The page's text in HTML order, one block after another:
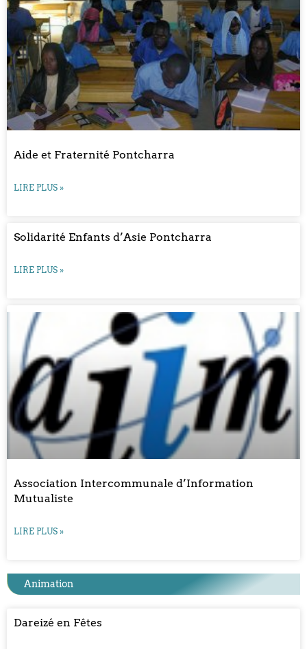
Aide et Fraternité Pontcharra
LIRE PLUS »
Solidarité Enfants d’Asie Pontcharra
LIRE PLUS »
Association Intercommunale d’Information
Mutualiste
LIRE PLUS »
Animation
Dareizé en Fêtes